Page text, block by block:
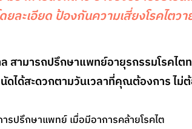
ะเอียด ป้องกันความเสี่ยงโรคไตวา
สามารถปรึกษาแพทย์อายุรกรรมโรคไ
ดได้สะดวกตามวันเวลาที่คุณต้องการ ไ
ปรึกษาแพทย์ เมื่อมีอาการคล้ายโรคไต